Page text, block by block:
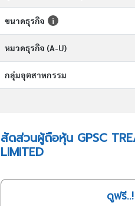
ขนาดธุรกิจ
หมวดธุรกิจ (A-U)
กลุ่มอุตสาหกรรม
วัตถุประสงค์
สัดส่วนผู้ถือหุ้น GPSC
LIMITED
ดูฟรี